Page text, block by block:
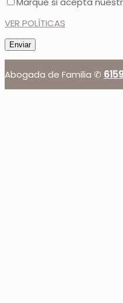
VER POLÍTICAS
Abogada de Familia ✆